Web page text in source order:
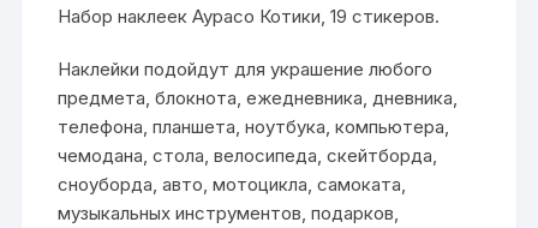
Набор наклеек Аурасо Котики, 19 стикеров.
Наклейки подойдут для украшение любого
предмета, блокнота, ежедневника, дневника,
телефона, планшета, ноутбука, компьютера,
чемодана, стола, велосипеда, скейтборда,
сноуборда, авто, мотоцикла, самоката,
музыкальных инструментов, подарков,